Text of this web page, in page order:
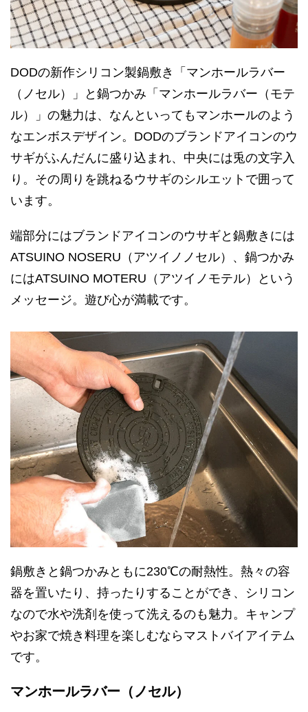
DODの新作シリコン製鍋敷き「マンホールラバー
（ノセル）」と鍋つかみ「マンホールラバー（モテ
ル）」の魅力は、なんといってもマンホールのよう
なエンボスデザイン。DODのブランドアイコンのウ
サギがふんだんに盛り込まれ、中央には兎の文字入
り。その周りを跳ねるウサギのシルエットで囲って
います。
端部分にはブランドアイコンのウサギと鍋敷きには
ATSUINO NOSERU（アツイノノセル）、鍋つかみ
にはATSUINO MOTERU（アツイノモテル）という
メッセージ。遊び心が満載です。
鍋敷きと鍋つかみともに230℃の耐熱性。熱々の容
器を置いたり、持ったりすることができ、シリコン
なので水や洗剤を使って洗えるのも魅力。キャンプ
やお家で焼き料理を楽しむならマストバイアイテム
です。
マンホールラバー（ノセル）